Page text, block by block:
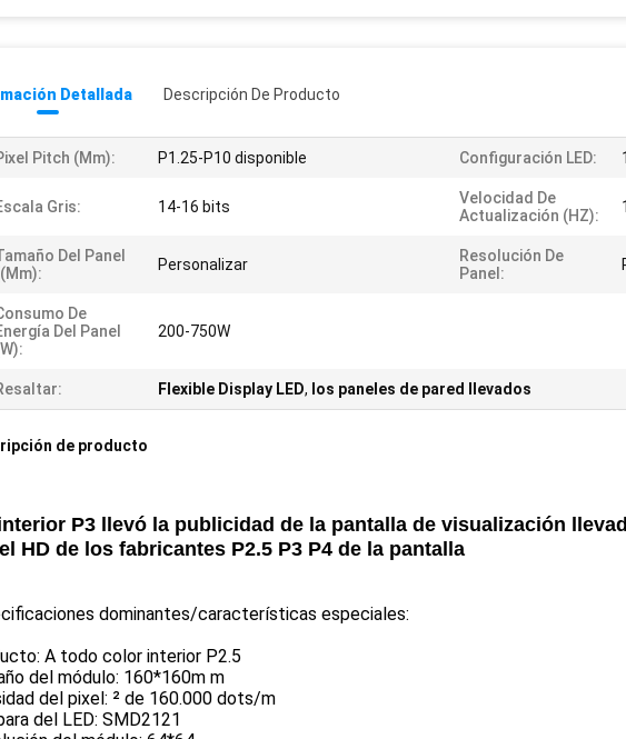
Detallada Descripción De Producto
Pitch (mm): P1.25-P10 disponible Configuración LED:
Gris: 14-16 bits
Velocidad De
Actualización (HZ):
Del Panel
Personalizar
Resolución De
Panel:
De
Del Panel
200-750W
Flexible Display LED, los paneles de pared llevados
de producto
P3 llevó la publicidad de la pantalla de visualización
HD de los fabricantes P2.5 P3 P4 de la pantalla
dominantes/características especiales:
A todo color interior P2.5
del módulo: 160*160m m
del pixel: ² de 160.000 dots/m
del LED: SMD2121